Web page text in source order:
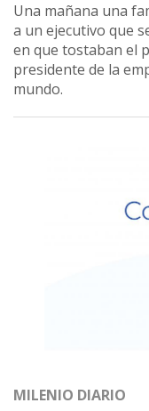
Una mañana una
a un ejecutivo que
en que tostaban el
presidente de la
mundo.
MILENIO DIARIO